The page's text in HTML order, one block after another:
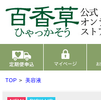
TOP > 美容液